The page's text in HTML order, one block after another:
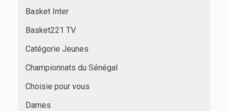
Basket Inter
Basket221 TV
Catégorie Jeunes
Championnats du Sénégal
Choisie pour vous
Dames